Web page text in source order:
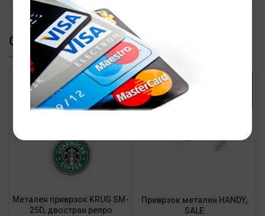
СЛИЧНИ ПРОИЗВОДИ
Метален приврзок KRUG SM-
25D, двoстран репро
Приврзок метален HANDY,
SALE